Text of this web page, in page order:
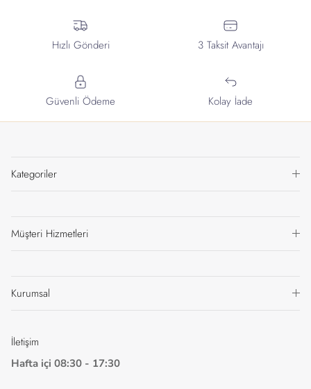
Hızlı Gönderi 3 Taksit Avantajı
Güvenli Ödeme Kolay İade
Kategoriler
Müşteri Hizmetleri
Kurumsal
İletişim
Hafta içi 08:30 - 17:30